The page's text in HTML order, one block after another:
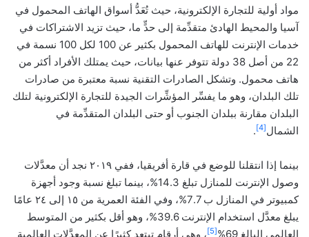
مواد أولية للتجارة الإلكترونية، حيث تُعَدُّ أسواق الهاتف المحمول في
آسيا والمحيط الهادئ متقدِّمة إلى حدٍّ ما، حيث تزيد الاشتراكات في
خدمات الإنترنت للهاتف المحمول بكثير عن 100 لكل 100 نسمة في
22 من أصل 38 دولة تتوفر عنها بيانات، حيث يمتلك الأفراد أكثر من
هاتف محمول. وتشكل الصادرات التقنية نسبة معتبرة من صادرات
تلك البلدان، وهو ما يفسِّر المؤشِّرات الجيدة للتجارة الإلكترونية لتلك
البلدان مقارنة ببلدان الجنوب أو حتى البلدان المتقدِّمة في
الشمال[4]
.
بينما إذا انتقلنا للوضع في قارة أفريقيا، ففي ٢٠١٩ نجد أن معدَّلات
وصول الإنترنت للمنازل تبلغ 14.3%، بينما تبلغ نسبة وجود أجهزة
كمبيوتر في المنازل ب 7.7%، وفي الفئة العمرية من ١٥ إلى ٢٤ عامًا
يبلغ معدَّل استخدام الإنترنت 39.6%، وهو أقل بكثير من المتوسط ​​
العالمي البالغ 69%
[5] ، وهي أرقام تبتعد كثيرًا عن المعدَّلات العالمية